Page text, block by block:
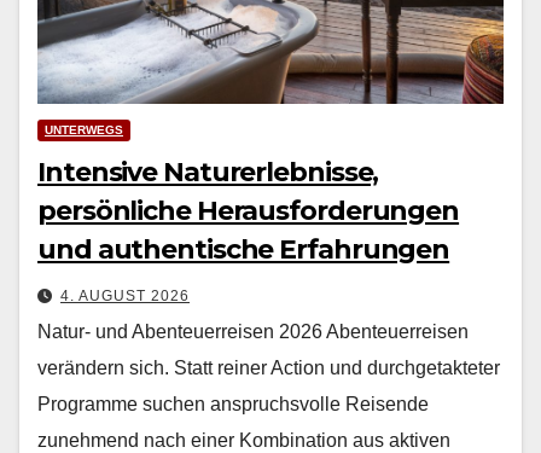
UNTERWEGS
Intensive Naturerlebnisse,
persönliche Herausforderungen
und authentische Erfahrungen
4. AUGUST 2026
Natur- und Abenteuerreisen 2026 Aben­teuer­reisen
verän­dern sich. Statt rein­er Action und durchge­tak­teter
Pro­gramme suchen anspruchsvolle Reisende
zunehmend nach ein­er Kom­bi­na­tion aus aktiv­en